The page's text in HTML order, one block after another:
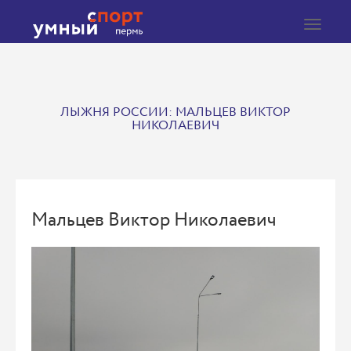
Toggle
ЛЫЖНЯ РОССИИ: МАЛЬЦЕВ ВИКТОР
НИКОЛАЕВИЧ
Мальцев Виктор Николаевич